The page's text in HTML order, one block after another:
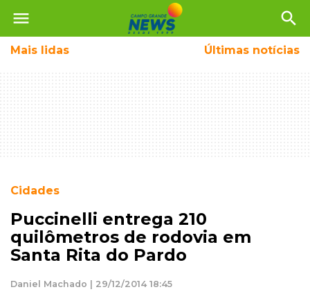
menu search
Mais lidas Últimas notícias
Cidades
Puccinelli entrega 210
quilômetros de rodovia em
Santa Rita do Pardo
Daniel Machado | 29/12/2014 18:45